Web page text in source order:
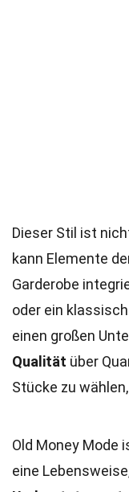
Dieser Stil ist
kann Elemente
Garderobe
oder ein
einen großen
Qualität über
Stücke zu
Old Money Mode
eine